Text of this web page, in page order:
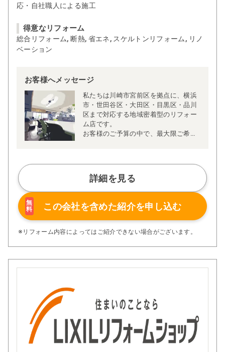
応・自社職人による施工
得意なリフォーム
総合リフォーム, 断熱, 省エネ, スケルトンリフォーム, リノ
ベーション
お客様へメッセージ
私たちは川崎市宮前区を拠点に、横浜
市・世田谷区・大田区・目黒区・品川
区まで対応する地域密着型のリフォー
ム店です。
お客様のご予算の中で、最大限ご希望
にはっきりとご説明することで、「追
加費用がかさんだ」「思っていた仕上
がりと違った」といったトラブルを防
ぎ、安心してリフォームをお任せいた
だいております。
インテリアコーディネーターや相続診
断士と連携しながら、将来を見据えた
資金計画やローンに関するご相談にも
ーム、部分改修まで幅広く承っており
ます。ご希望に沿った間取り図や3Dイ
メージパースを無料で作成・ご提供
特徴の一つ。家事動線や収納など、女
性ならではの視点からきめ細かなご提
案が可能です。
見積り・現地調査は無料、しつこい営
業は一切いたしません。
詳細を見る
無
料
この会社を含めた紹介を申し込む
※リフォーム内容によってはご紹介できない場合がございます。